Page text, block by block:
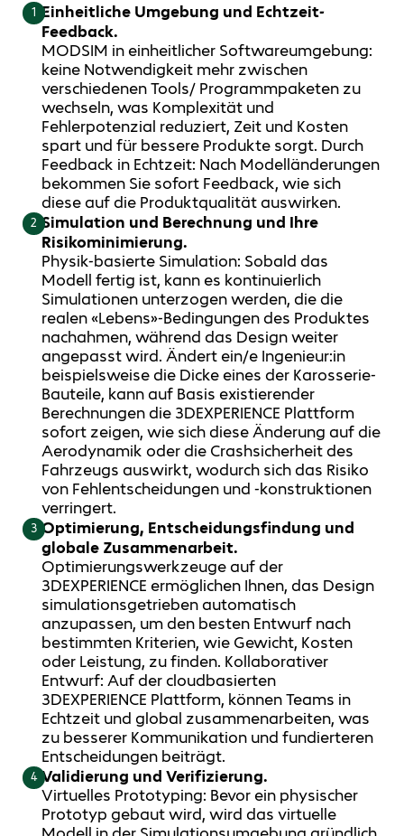
1 Einheitliche Umgebung und Echtzeit-
Feedback.
MODSIM in einheitlicher Softwareumgebung:
keine Notwendigkeit mehr zwischen
verschiedenen Tools/ Programmpaketen zu
wechseln, was Komplexität und
Fehlerpotenzial reduziert, Zeit und Kosten
spart und für bessere Produkte sorgt. Durch
Feedback in Echtzeit: Nach Modelländerungen
bekommen Sie sofort Feedback, wie sich
diese auf die Produktqualität auswirken.
2 Simulation und Berechnung und Ihre
Risikominimierung.
Physik-basierte Simulation: Sobald das
Modell fertig ist, kann es kontinuierlich
Simulationen unterzogen werden, die die
realen «Lebens»-Bedingungen des Produktes
nachahmen, während das Design weiter
angepasst wird. Ändert ein/e Ingenieur:in
beispielsweise die Dicke eines der Karosserie-
Bauteile, kann auf Basis existierender
Berechnungen die 3DEXPERIENCE Plattform
sofort zeigen, wie sich diese Änderung auf die
Aerodynamik oder die Crashsicherheit des
Fahrzeugs auswirkt, wodurch sich das Risiko
von Fehlentscheidungen und -konstruktionen
verringert.
3 Optimierung, Entscheidungsfindung und
globale Zusammenarbeit.
Optimierungswerkzeuge auf der
3DEXPERIENCE ermöglichen Ihnen, das Design
simulationsgetrieben automatisch
anzupassen, um den besten Entwurf nach
bestimmten Kriterien, wie Gewicht, Kosten
oder Leistung, zu finden. Kollaborativer
Entwurf: Auf der cloudbasierten
3DEXPERIENCE Plattform, können Teams in
Echtzeit und global zusammenarbeiten, was
zu besserer Kommunikation und fundierteren
Entscheidungen beiträgt.
4 Validierung und Verifizierung.
Virtuelles Prototyping: Bevor ein physischer
Prototyp gebaut wird, wird das virtuelle